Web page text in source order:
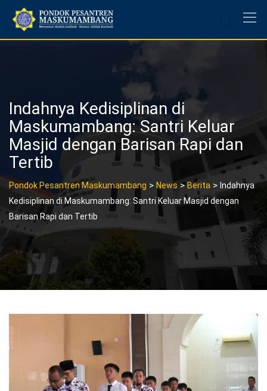
content
Indahnya Kedisiplinan di
Maskumambang: Santri Keluar
Masjid dengan Barisan Rapi dan
Tertib
Pondok Pesantren Maskumambang > News > Berita > Indahnya
Kedisiplinan di Maskumambang: Santri Keluar Masjid dengan
Barisan Rapi dan Tertib